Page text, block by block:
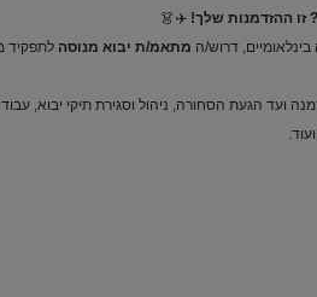
זו ההזדמנות שלך! ✈️👗
דרוש/ה מתאמ/ת יבוא מנוסה לתפקיד
ועד הגעת הסחורה, ניהול וסגירת תיקי יבוא,